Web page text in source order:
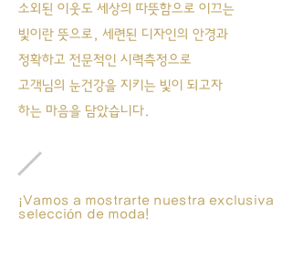
소외된 이웃도 세상의 따뜻함으로 이끄는
빛이란 뜻으로, 세련된 디자인의 안경과
정확하고 전문적인 시력측정으로
고객님의 눈건강을 지키는 빛이 되고자
하는 마음을 담았습니다.
¡Vamos a mostrarte nuestra exclusiva
selección de moda!